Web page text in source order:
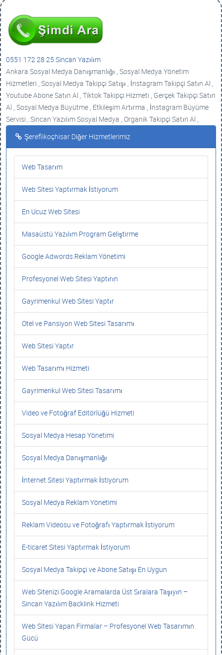
0551 172 28 25 Sincan Yazılım
Ankara Sosyal Medya Danışmanlığı , Sosyal Medya Yönetim
Hizmetleri , Sosyal Medya Takipçi Satışı , İnstagram Takipçi Satın Al ,
Youtube Abone Satın Al , Tiktok Takipçi Hizmeti , Gerçek Takipçi Satın
Al , Sosyal Medya Büyütme , Etkileşim Artırma , İnstagram Büyüme
Servisi , Sincan Yazılım Sosyal Medya , Organik Takipçi Satın Al ,
Şereflikoçhisar Diğer Hizmetlerimiz
Web Tasarım
Web Sitesi Yaptırmak İstiyorum
En Ucuz Web Sitesi
Masaüstü Yazılım Program Geliştirme
Google Adwords Reklam Yönetimi
Profesyonel Web Sitesi Yaptırın
Gayrimenkul Web Sitesi Yaptır
Otel ve Pansiyon Web Sitesi Tasarımı
Web Sitesi Yaptır
Web Tasarımı Hizmeti
Gayrimenkul Web Sitesi Tasarımı
Video ve Fotoğraf Editörlüğü Hizmeti
Sosyal Medya Hesap Yönetimi
Sosyal Medya Danışmanlığı
İnternet Sitesi Yaptırmak İstiyorum
Sosyal Medya Reklam Yönetimi
Reklam Videosu ve Fotoğrafı Yaptırmak İstiyorum
E-ticaret Sitesi Yaptırmak İstiyorum
Sosyal Medya Takipçi ve Abone Satışı En Uygun
Web Sitenizi Google Aramalarda Üst Sıralara Taşıyın –
Sincan Yazılım Backlink Hizmeti
Web Sitesi Yapan Firmalar – Profesyonel Web Tasarımın
Gücü